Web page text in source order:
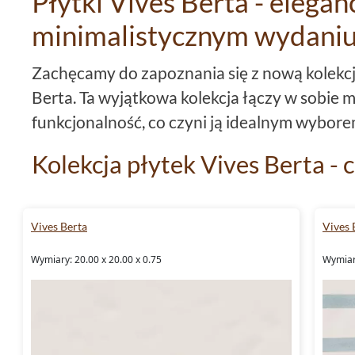
minimalistycznym
Zachęcamy do zapoznania się z nową
Berta. Ta wyjątkowa kolekcja łączy w sobie
funkcjonalność, co czyni ją idealnym
Kolekcja płytek Vives Berta -
jakość.Płytki
z tej serii wykonane są z
niezależnie od jej rozmiaru. Powierzchnia
Vives Berta
Wymiary: 20.00 x 20.00 x 0.75
Vives